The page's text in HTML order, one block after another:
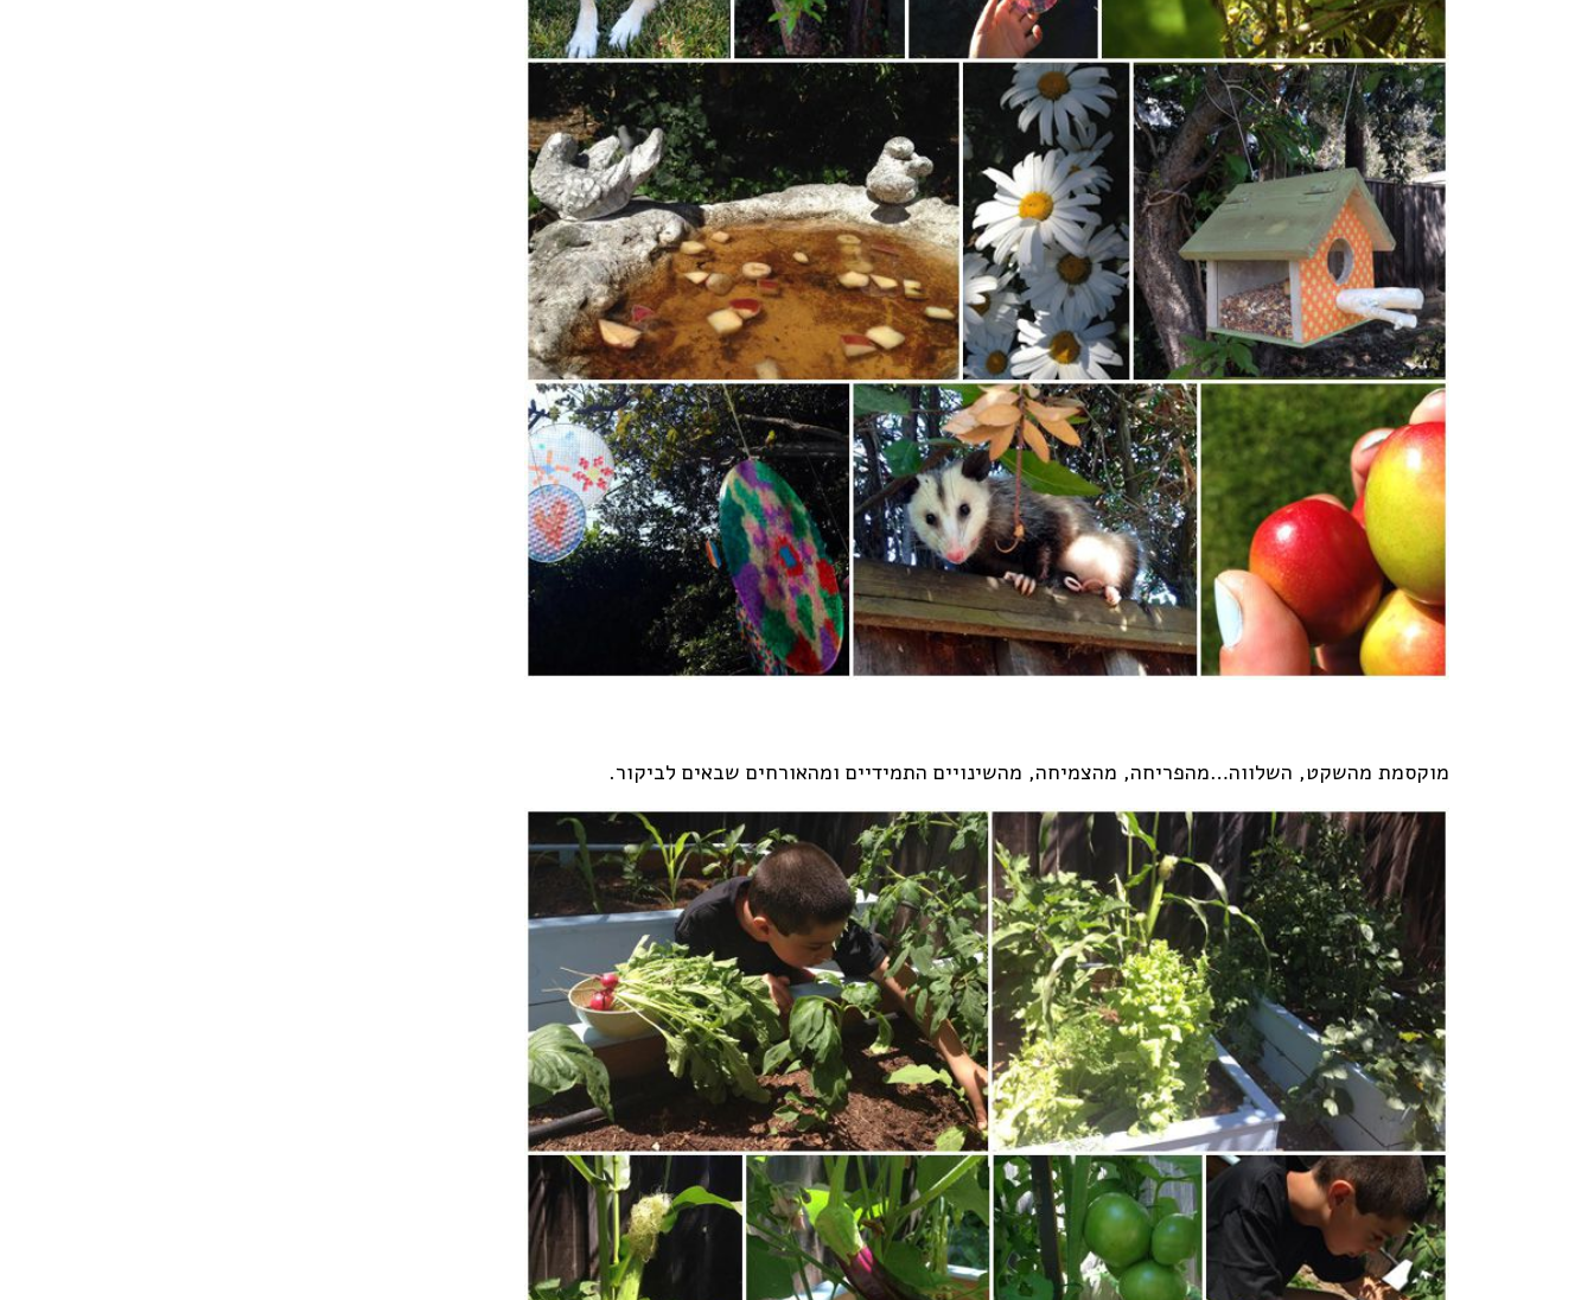
מוקסמת מהשקט, השלווה…מהפריחה, מהצמיחה, מהשינויים התמידיים ומהאורחים שבאים לביקור.